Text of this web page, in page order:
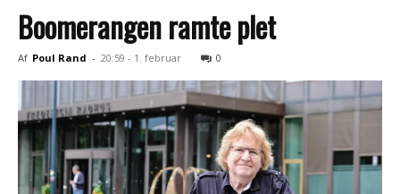
Boomerangen ramte plet
Af Poul Rand - 20:59 - 1. februar 0